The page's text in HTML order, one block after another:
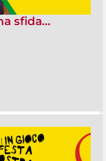
sfida…